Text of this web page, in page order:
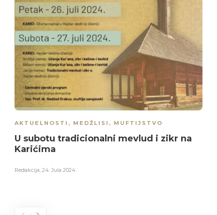
AKTUELNOSTI , MEDŽLISI , MUFTIJSTVO
U subotu tradicionalni mevlud i zikr na
Karićima
Redakcija, 24. Jula 2024.